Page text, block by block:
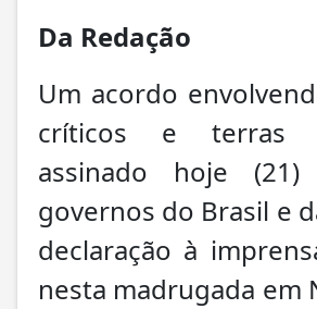
Da Redação
Um acordo
críticos e terras
assinado hoje
governos do Brasil e
declaração à
nesta madrugada em